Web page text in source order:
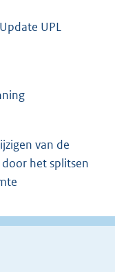
UPL
van de
het splitsen